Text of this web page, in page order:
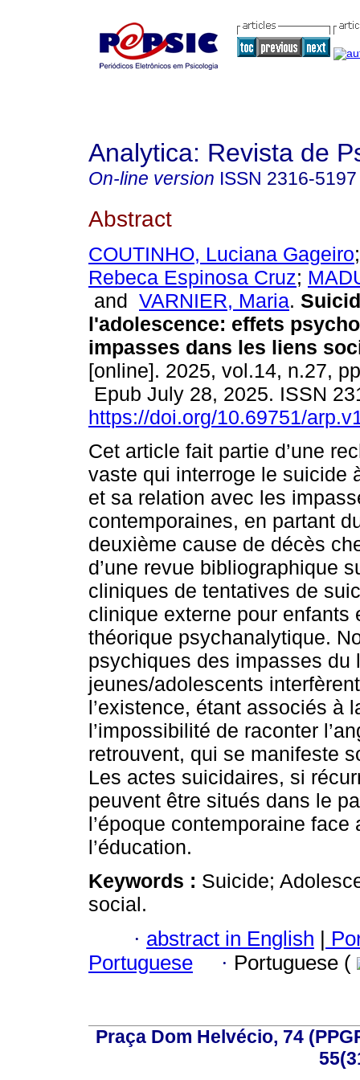
Analytica: Revista de
On-line version ISSN 2316-5197
Abstract
COUTINHO, Luciana Gageiro
Rebeca Espinosa Cruz;
and VARNIER, Maria.
l'adolescence: effets
impasses dans les liens
[online]. 2025, vol.14, n.27,
Epub July 28, 2025. ISSN
https://doi.org/10.69751/
Cet article fait partie d’une
vaste qui interroge le suicide
et sa relation avec les
contemporaines, en partant
deuxième cause de décès
d’une revue bibliographique
cliniques de tentatives de
clinique externe pour enfants
théorique psychanalytique.
psychiques des impasses
jeunes/adolescents
l’existence, étant associés à
l’impossibilité de raconter
retrouvent, qui se manifeste
Les actes suicidaires, si
peuvent être situés dans le
l’époque contemporaine
l’éducation.
Keywords : Suicide;
social.
· abstract in English |
Portuguese
· Portuguese (
Praça Dom Helvécio, 74